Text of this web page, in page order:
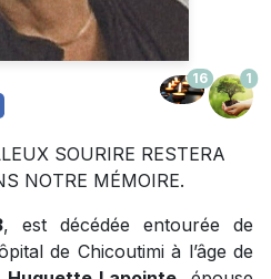
16 1
SOURIRE RESTERA
NOTRE MÉMOIRE.
, est décédée entourée de
de Chicoutimi à l’âge de